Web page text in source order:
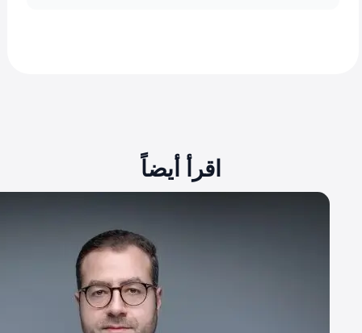
اقرأ أيضاً